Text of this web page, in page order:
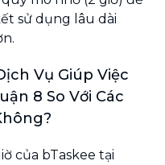
sử dụng lâu dài
Vụ Giúp Việc
8 So Với Các
của bTaskee tại